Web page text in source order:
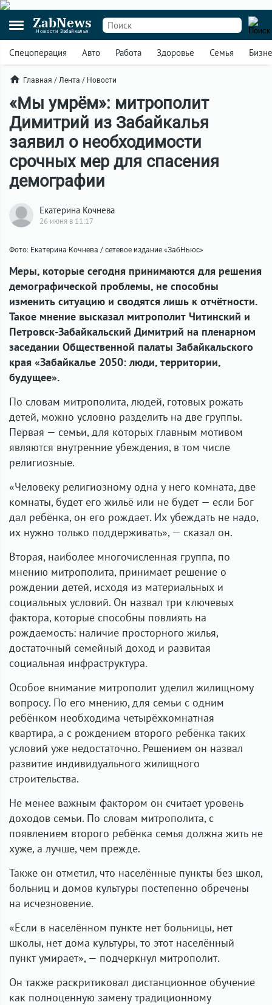
ZabNews
Новости Забайкалья
Спецоперация Авто Работа Здоровье Семья
Главная / Лента / Новости
«Мы умрём»: митрополит
Димитрий из Забайкалья
заявил о необходимости
срочных мер для спасения
демографии
Екатерина Кочнева
26 июня в 11:17
Фото: Екатерина Кочнева / сетевое издание «ЗабНьюс»
Меры, которые сегодня принимаются для решения
демографической проблемы, не способны
изменить ситуацию и сводятся лишь к отчётности.
Такое мнение высказал митрополит Читинский и
Петровск-Забайкальский Димитрий на пленарном
заседании Общественной палаты Забайкальского
края «Забайкалье 2050: люди, территории,
будущее».
По словам митрополита, людей, готовых рожать
детей, можно условно разделить на две группы.
Первая — семьи, для которых главным мотивом
являются внутренние убеждения, в том числе
религиозные.
«Человеку религиозному одна у него комната, две
комнаты, будет его жильё или не будет — если Бог
дал ребёнка, он его рождает. Их убеждать не надо,
их нужно только поддерживать», — сказал он.
Вторая, наиболее многочисленная группа, по
мнению митрополита, принимает решение о
рождении детей, исходя из материальных и
социальных условий. Он назвал три ключевых
фактора, которые способны повлиять на
рождаемость: наличие просторного жилья,
достаточный семейный доход и развитая
социальная инфраструктура.
Особое внимание митрополит уделил жилищному
вопросу. По его мнению, для семьи с одним
ребёнком необходима четырёхкомнатная
квартира, а с рождением второго ребёнка таких
условий уже недостаточно. Решением он назвал
развитие индивидуального жилищного
строительства.
Не менее важным фактором он считает уровень
доходов семьи. По словам митрополита, с
появлением второго ребёнка семья должна жить не
хуже, а лучше, чем прежде.
Также он отметил, что населённые пункты без школ,
больниц и домов культуры постепенно обречены
на исчезновение.
«Если в населённом пункте нет больницы, нет
школы, нет дома культуры, то этот населённый
пункт умирает», — подчеркнул митрополит.
Он также раскритиковал дистанционное обучение
как полноценную замену традиционному